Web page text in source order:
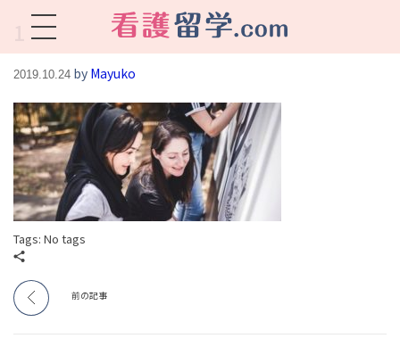
看護留学.com
2019.10.24 by Mayuko
Tags: No tags
前の記事